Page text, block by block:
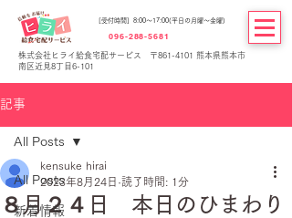
[受付時間] 8:00～17:00(平日の月曜～金曜)
096-288-5681
株式会社ヒライ給食宅配サービス 〒861-4101 熊本県熊本市
南区近見8丁目6-101
記事
All Posts
新着情報
All Posts
８月２４日 本日のひまわり
kensuke hirai
2023年8月24日 読了時間: 1分